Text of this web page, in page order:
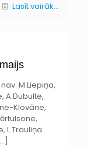
Lasīt vairāk...
M.Liepiņa,
A.Dubulte,
Klovāne,
L.Trauliņa